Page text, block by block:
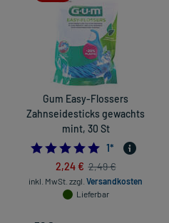
Gum Easy-Flossers
Zahnseidesticks gewachts
mint, 30 St
5.0
1*
2,24 € 2,49 €
inkl. MwSt. zzgl. Versandkosten
Lieferbar